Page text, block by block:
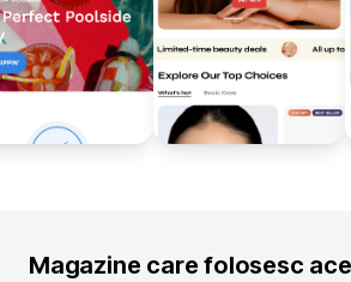
Magazine care folosesc